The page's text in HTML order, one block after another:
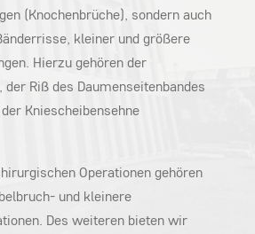
(Knochenbrüche), sondern auch
kleiner und größere
Hierzu gehören der
Riß des Daumenseitenbandes
Kniescheibensehne
Operationen gehören
und kleinere
Des weiteren bieten wir